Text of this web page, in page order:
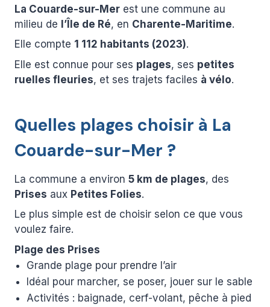
La Couarde-sur-Mer est une commune au
milieu de l’Île de Ré, en Charente-Maritime.
Elle compte 1 112 habitants (2023).
Elle est connue pour ses plages, ses petites
ruelles fleuries, et ses trajets faciles à vélo.
Quelles plages choisir à La
Couarde-sur-Mer ?
La commune a environ 5 km de plages, des
Prises aux Petites Folies.
Le plus simple est de choisir selon ce que vous
voulez faire.
Plage des Prises
Grande plage pour prendre l’air
Idéal pour marcher, se poser, jouer sur le sable
Activités : baignade, cerf-volant, pêche à pied